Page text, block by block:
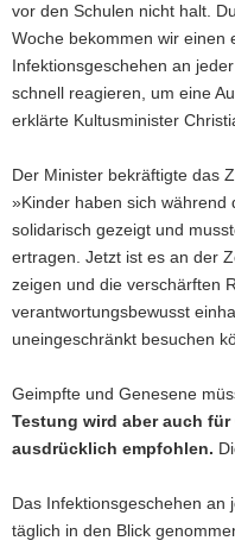
vor den Schulen nicht halt.
Woche bekommen wir einen
Infektionsgeschehen an
schnell reagieren, um eine
erklärte Kultusminister
Der Minister bekräftigte das
»Kinder haben sich während
solidarisch gezeigt und
ertragen. Jetzt ist es an der
zeigen und die verschärften
verantwortungsbewusst
uneingeschränkt besuchen
Geimpfte und Genesene
Testung wird aber auch
ausdrücklich empfohlen.
Das Infektionsgeschehen an
täglich in den Blick